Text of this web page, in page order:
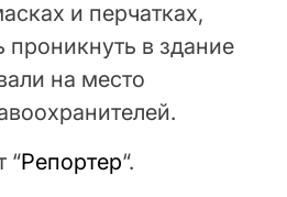
и перчатках,
проникнуть в здание
на место
“Репортер“.